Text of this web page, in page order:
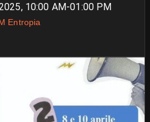
10:00 AM-01:00 PM
Entropia